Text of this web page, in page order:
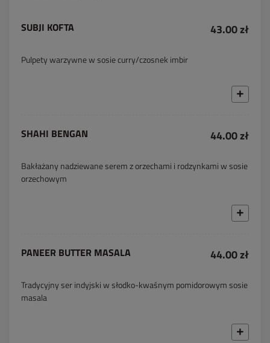
SUBJI KOFTA 43.00 zł
Pulpety warzywne w sosie curry/czosnek imbir
SHAHI BENGAN 44.00 zł
Bakłażany nadziewane serem z orzechami i rodzynkami w sosie
orzechowym
PANEER BUTTER MASALA 44.00 zł
Tradycyjny ser indyjski w słodko-kwaśnym pomidorowym sosie
masala